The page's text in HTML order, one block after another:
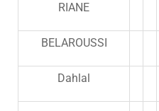
RIANE
BELAROUSSI
Dahlal